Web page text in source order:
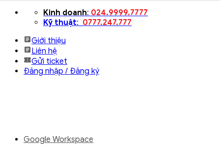
dung
Kinh doanh: 024.9999.7777
Kỹ thuật: 0777.247.777
Giới thiệu
Liên hệ
Gửi ticket
Đăng nhập / Đăng ký
Google Workspace